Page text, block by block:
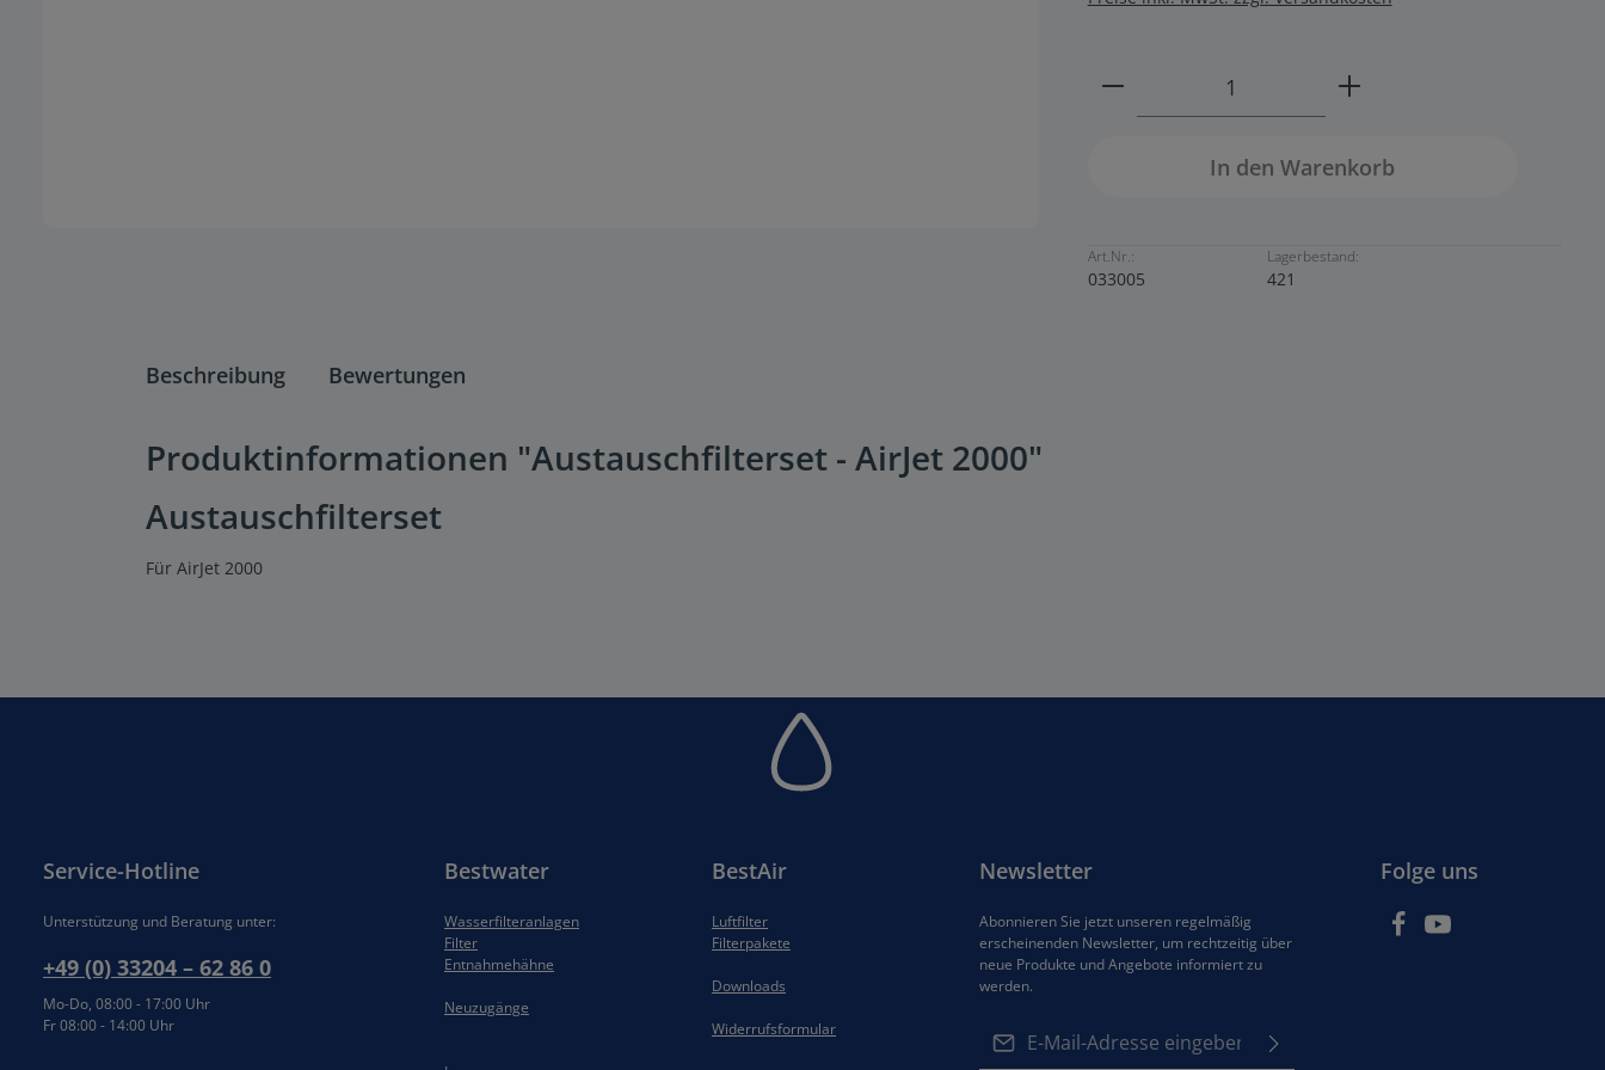
Produkt Anzahl: Gib den
In den Warenkorb
Art.Nr.:
033005
Lagerbestand:
421
Beschreibung Bewertungen
Produktinformationen "Austauschfilterset - AirJet 2000"
Austauschfilterset
Für AirJet 2000
Service-Hotline
Unterstützung und Beratung unter:
+49 (0) 33204 – 62 86 0
Mo-Do, 08:00 - 17:00 Uhr
Fr 08:00 - 14:00 Uhr
Bestwater
Wasserfilteranlagen
Filter
Entnahmehähne
Neuzugänge
BestAir
Luftfilter
Filterpakete
Downloads
Widerrufsformular
Newsletter
Abonnieren Sie jetzt unseren regelmäßig
erscheinenden Newsletter, um rechtzeitig über
neue Produkte und Angebote informiert zu
werden.
Folge uns